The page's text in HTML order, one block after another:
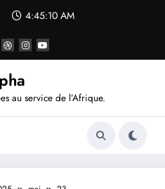
4:45:11 AM
au service de l’Afrique.